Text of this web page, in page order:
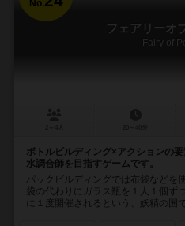
No.
フェアリーオ
Fairy of
ボトルピルディング×アクションの
水調合師を目指すゲームです。
パックビルディングでは布袋などを
袋の代わりにガラス瓶を１人１個ず
に１度開催されるという、妖精の国